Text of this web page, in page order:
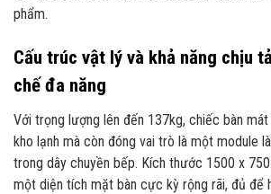
phẩm.
Cấu trúc vật lý và khả năng chịu
chế đa năng
Với trọng lượng lên đến 137kg, chiếc bàn
kho lạnh mà còn đóng vai trò là một module
trong dây chuyền bếp. Kích thước 1500 x
một diện tích mặt bàn cực kỳ rộng rãi, đủ để